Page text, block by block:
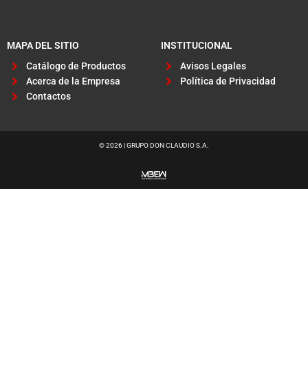
o
a
MAPA DEL SITIO
Catálogo de Productos
Acerca de la Empresa
Contactos
INSTITUCIONAL
Avisos Legales
Política de Privacidad
© 2026 | GRUPO DON CLAUDIO S.A.